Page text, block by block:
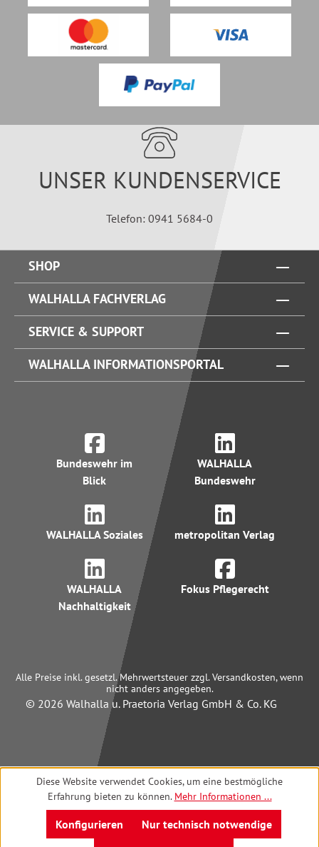
UNSER KUNDENSERVICE
Telefon: 0941 5684-0
SHOP
WALHALLA FACHVERLAG
SERVICE & SUPPORT
WALHALLA INFORMATIONSPORTAL
Bundeswehr im
Blick
WALHALLA
Bundeswehr
WALHALLA Soziales metropolitan Verlag
WALHALLA
Nachhaltigkeit
Fokus Pflegerecht
Alle Preise inkl. gesetzl. Mehrwertsteuer zzgl. Versandkosten, wenn
nicht anders angegeben.
© 2026 Walhalla u. Praetoria Verlag GmbH & Co. KG
Diese Website verwendet Cookies, um eine bestmögliche
Erfahrung bieten zu können. Mehr Informationen ...
Nur technisch notwendige
Konfigurieren